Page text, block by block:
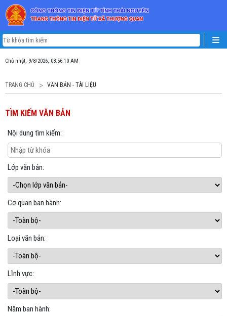
Chủ nhật, 9/8/2026, 08:56:11 AM
TRANG CHỦ VĂN BẢN - TÀI LIỆU
TÌM KIẾM VĂN BẢN
Nội dung tìm kiếm:
Lớp văn bản:
Cơ quan ban hành:
Loại văn bản:
Lĩnh vực:
Năm ban hành: